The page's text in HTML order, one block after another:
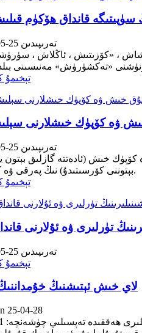
سۈپىتىگە قانداق ھۆكۈم
admin تەرىپىدىن 25-05-09
، «كۆزىتىش ، ئاڭلاش ،
ۋە كۆپۈك خىشلارنى
admin تەرىپىدىن 25-05-09
خىش (ئادەتتە گازلىق بېتون
بېتوننى كۆرسىتىدۇ) نىڭ پەرقى ۋە كەمچىلىكى.
تۈرلىرى ۋە ئۇلارنى
admin تەرىپىدىن 25-05-06
لاي خىش ئېتىشنىڭ
25-04-28